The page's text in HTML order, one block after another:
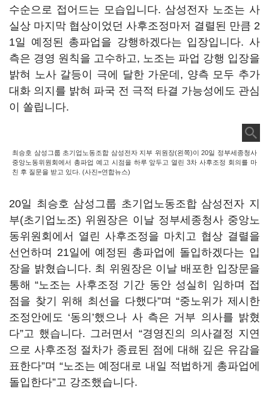
수순으로 접어드는 모습입니다. 삼성전자 노조는 사
실상 마지막 협상이었던 사후조정마저 결렬된 만큼 2
1일 예정된 총파업을 강행하겠다는 입장입니다. 사
측은 경영 원칙을 고수하고, 노조는 파업 강행 입장을
밝혀 노사 갈등이 극에 달한 가운데 , 양측 모두 추가
대화 의지를 밝혀 파국 전 극적 타결 가능성에도 관심
이 쏠립니다.
최승호 삼성그룹 초기업노동조합 삼성전자 지부 위원장(왼쪽)이 20일 정부세종청사
중앙노동위원회에서 총파업 예고 시점을 하루 앞두고 열린 3차 사후조정 회의를 마
친 후 질문을 받고 있다. (사진=연합뉴스)
20일 최승호 삼성그룹 초기업노동조합 삼성전자 지
부(초기업노조) 위원장은 이날 정부세종청사 중앙노
동위원회에서 열린 사후조정을 마치고 협상 결렬을
선언하며
21일에 예정된 총파업에 돌입하겠다는 입
장을 밝혔습니다. 최 위원장은 이날 배포한 입장문을
통해“노조는 사후조정 기간 동안 성실히 임하며 접
점을 찾기 위해 최선을 다했다”며“중노위가 제시한
조정안에도 ‘동의 ’했으나 사 측은 거부 의사를 밝혔
다”고 했습니다. 그러면서 “경영진의 의사결정 지연
으로 사후조정 절차가 종료된 점에 대해 깊은 유감을
표한다”며 “노조는 예정대로 내일 적법하게 총파업에
돌입한다”고 강조했습니다.